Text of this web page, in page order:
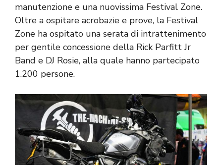
manutenzione e una nuovissima Festival Zone.
Oltre a ospitare acrobazie e prove, la Festival
Zone ha ospitato una serata di intrattenimento
per gentile concessione della Rick Parfitt Jr
Band e DJ Rosie, alla quale hanno partecipato
1.200 persone.